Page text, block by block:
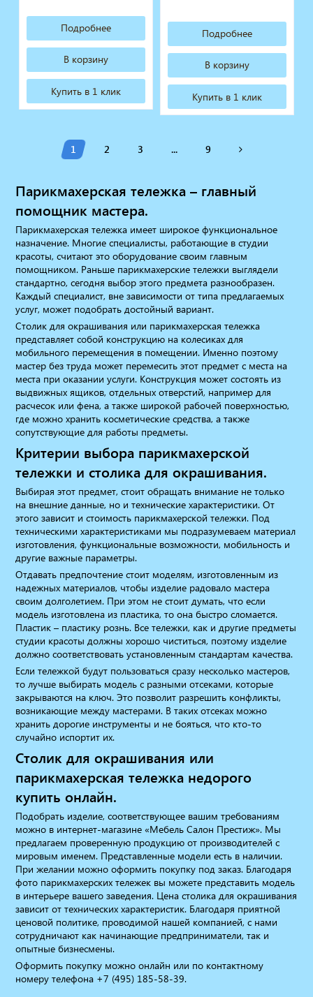
Подробнее
В корзину
Купить в 1 клик
Подробнее
В корзину
Купить в 1 клик
1 2 3 ... 9
Парикмахерская тележка – главный
помощник мастера.
Парикмахерская тележка имеет широкое функциональное
назначение. Многие специалисты, работающие в студии
красоты, считают это оборудование своим главным
помощником. Раньше парикмахерские тележки выглядели
стандартно, сегодня выбор этого предмета разнообразен.
Каждый специалист, вне зависимости от типа предлагаемых
услуг, может подобрать достойный вариант.
Столик для окрашивания или парикмахерская тележка
представляет собой конструкцию на колесиках для
мобильного перемещения в помещении. Именно поэтому
мастер без труда может перемесить этот предмет с места на
места при оказании услуги. Конструкция может состоять из
выдвижных ящиков, отдельных отверстий, например для
расчесок или фена, а также широкой рабочей поверхностью,
где можно хранить косметические средства, а также
сопутствующие для работы предметы.
Критерии выбора парикмахерской
тележки и столика для окрашивания.
Выбирая этот предмет, стоит обращать внимание не только
на внешние данные, но и технические характеристики. От
этого зависит и стоимость парикмахерской тележки. Под
техническими характеристиками мы подразумеваем материал
изготовления, функциональные возможности, мобильность и
другие важные параметры.
Отдавать предпочтение стоит моделям, изготовленным из
надежных материалов, чтобы изделие радовало мастера
своим долголетием. При этом не стоит думать, что если
модель изготовлена из пластика, то она быстро сломается.
Пластик – пластику рознь. Все тележки, как и другие предметы
студии красоты должны хорошо чиститься, поэтому изделие
должно соответствовать установленным стандартам качества.
Если тележкой будут пользоваться сразу несколько мастеров,
то лучше выбирать модель с разными отсеками, которые
закрываются на ключ. Это позволит разрешить конфликты,
возникающие между мастерами. В таких отсеках можно
хранить дорогие инструменты и не бояться, что кто-то
случайно испортит их.
Столик для окрашивания или
парикмахерская тележка недорого
купить онлайн.
Подобрать изделие, соответствующее вашим требованиям
можно в интернет-магазине «Мебель Салон Престиж». Мы
предлагаем проверенную продукцию от производителей с
мировым именем. Представленные модели есть в наличии.
При желании можно оформить покупку под заказ. Благодаря
фото парикмахерских тележек вы можете представить модель
в интерьере вашего заведения. Цена столика для окрашивания
зависит от технических характеристик. Благодаря приятной
ценовой политике, проводимой нашей компанией, с нами
сотрудничают как начинающие предприниматели, так и
опытные бизнесмены.
Оформить покупку можно онлайн или по контактному
номеру телефона +7 (495) 185-58-39.